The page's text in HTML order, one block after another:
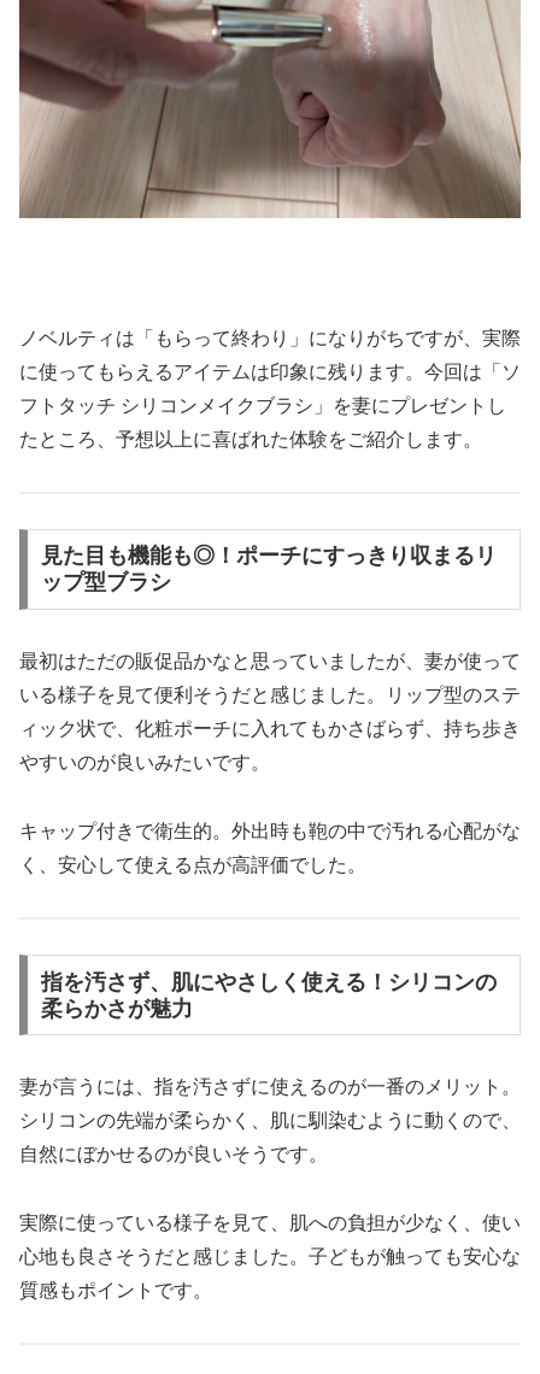
ノベルティは「もらって終わり」になりがちですが、実際
に使ってもらえるアイテムは印象に残ります。今回は「ソ
フトタッチ シリコンメイクブラシ」を妻にプレゼントし
たところ、予想以上に喜ばれた体験をご紹介します。
見た目も機能も◎！ポーチにすっきり収まるリ
ップ型ブラシ
最初はただの販促品かなと思っていましたが、妻が使って
いる様子を見て便利そうだと感じました。リップ型のステ
ィック状で、化粧ポーチに入れてもかさばらず、持ち歩き
やすいのが良いみたいです。
キャップ付きで衛生的。外出時も鞄の中で汚れる心配がな
く、安心して使える点が高評価でした。
指を汚さず、肌にやさしく使える！シリコンの
柔らかさが魅力
妻が言うには、指を汚さずに使えるのが一番のメリット。
シリコンの先端が柔らかく、肌に馴染むように動くので、
自然にぼかせるのが良いそうです。
実際に使っている様子を見て、肌への負担が少なく、使い
心地も良さそうだと感じました。子どもが触っても安心な
質感もポイントです。